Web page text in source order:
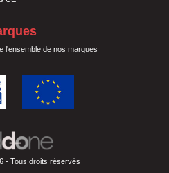
l'ensemble de nos marques
- Tous droits réservés